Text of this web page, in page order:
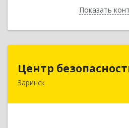
ПоказатьНазад
Центр
Заринск
Центр
659100, Алтайский край,